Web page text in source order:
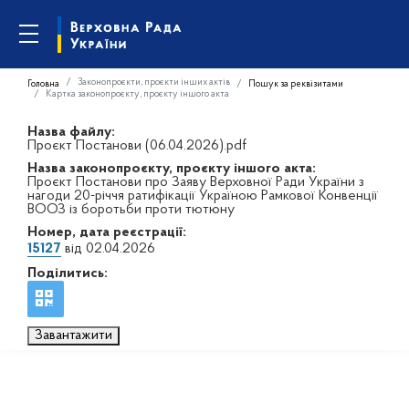
Головна Законопроєкти, проєкти інших актів
Пошук за реквізитами
Картка законопроєкту, проєкту іншого акта
Назва файлу:
Проєкт Постанови (06.04.2026).pdf
Назва законопроєкту, проєкту іншого акта:
Проєкт Постанови про Заяву Верховної Ради України з
нагоди 20-річчя ратифікації Україною Рамкової Конвенції
ВООЗ із боротьби проти тютюну
Номер, дата реєстрації:
15127 від 02.04.2026
Поділитись:
Завантажити